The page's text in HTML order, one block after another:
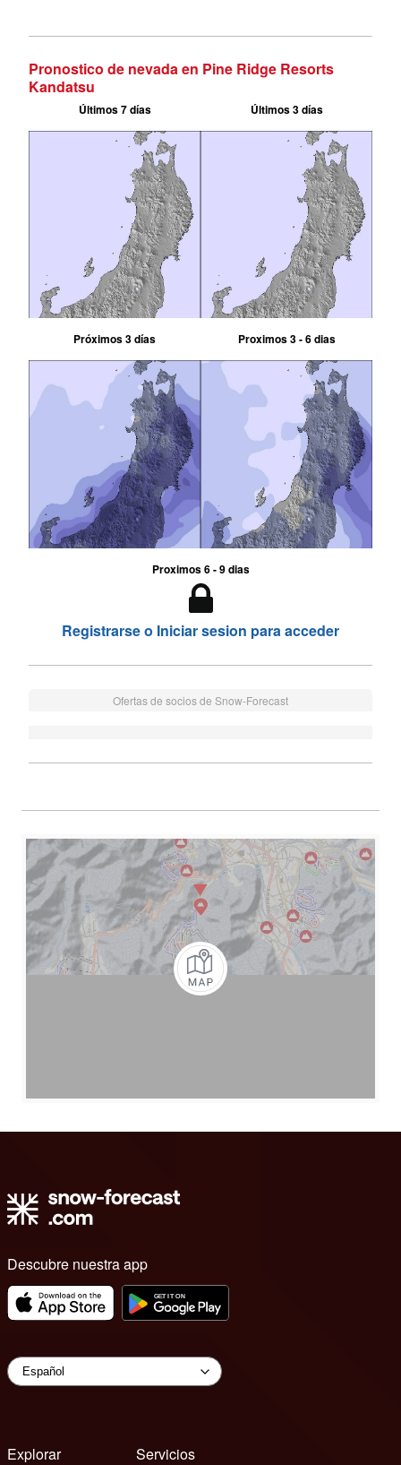
Pronostico de nevada en Pine Ridge Resorts
Kandatsu
Últimos 7 días Últimos 3 días
Próximos 3 días Proximos 3 - 6 dias
Proximos 6 - 9 dias
Registrarse o Iniciar sesion para acceder
Ofertas de socios de Snow-Forecast
Descubre nuestra app
Explorar
Servicios